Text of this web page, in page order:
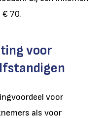
70.
voor
voor
als voor